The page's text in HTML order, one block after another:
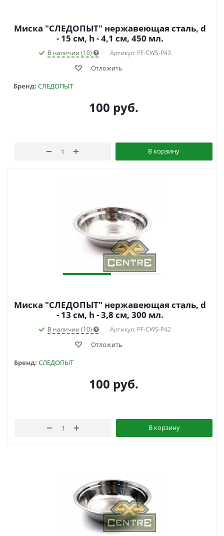
Миска "СЛЕДОПЫТ" нержавеющая сталь, d
- 15 см, h - 4,1 см, 450 мл.
В наличии (10) Артикул: PF-CWS-P43
Отложить
Бренд: СЛЕДОПЫТ
100 руб.
В корзину
Миска "СЛЕДОПЫТ" нержавеющая сталь, d
- 13 см, h - 3,8 см, 300 мл.
В наличии (10) Артикул: PF-CWS-P42
Отложить
Бренд: СЛЕДОПЫТ
100 руб.
В корзину